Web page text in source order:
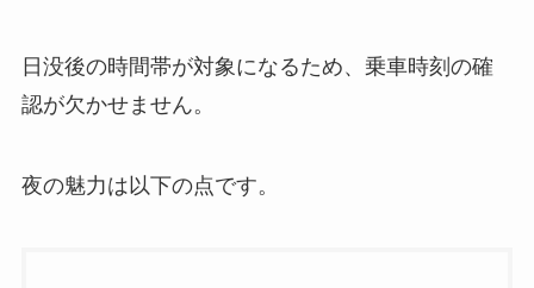
日没後の時間帯が対象になるため、乗車時刻の確
認が欠かせません。
夜の魅力は以下の点です。